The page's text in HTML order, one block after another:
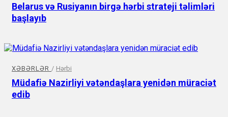
Belarus və Rusiyanın birgə hərbi strateji təlimləri
başlayıb
XƏBƏRLƏR / Hərbi
Müdafiə Nazirliyi vətəndaşlara yenidən müraciət
edib